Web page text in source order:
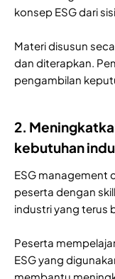
konsep ESG dari
Materi disusun
dan diterapkan.
pengambilan
2.
kebutuhan
ESG management
peserta dengan
industri yang terus
Peserta
ESG yang
membantu